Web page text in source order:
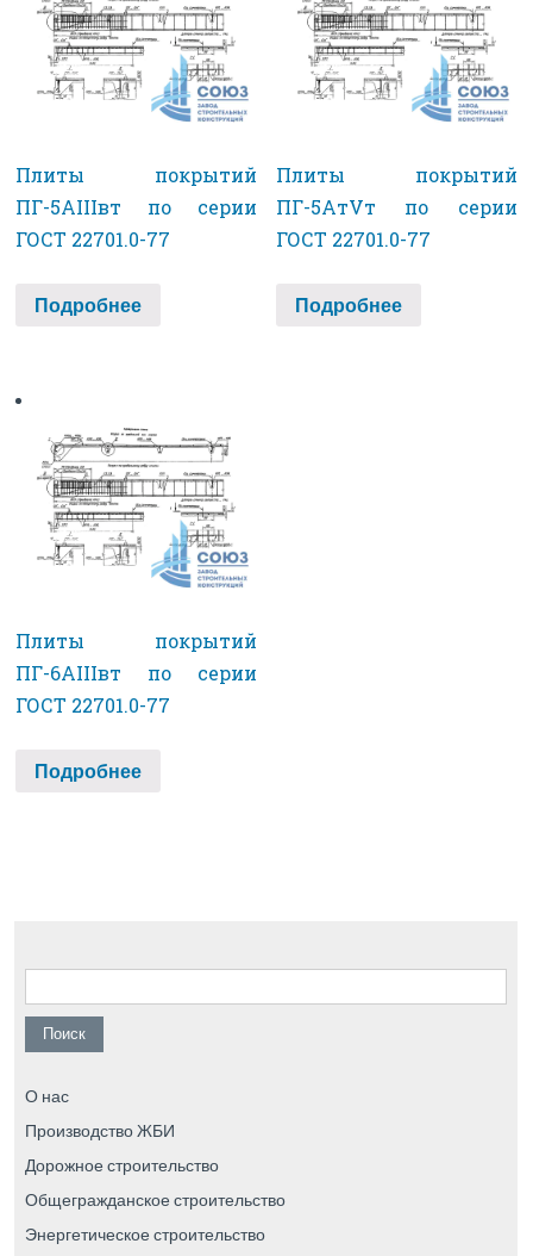
Плиты покрытий
ПГ-5АIIIвт по серии
ГОСТ 22701.0-77
Подробнее
Плиты покрытий
ПГ-5АтVт по серии
ГОСТ 22701.0-77
Подробнее
Плиты покрытий
ПГ-6АIIIвт по серии
ГОСТ 22701.0-77
Подробнее
Найти:
О нас
Производство ЖБИ
Дорожное строительство
Общегражданское строительство
Энергетическое строительство